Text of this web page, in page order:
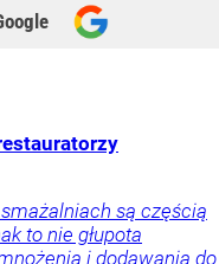
są częścią
to nie głupota
i dodawania do